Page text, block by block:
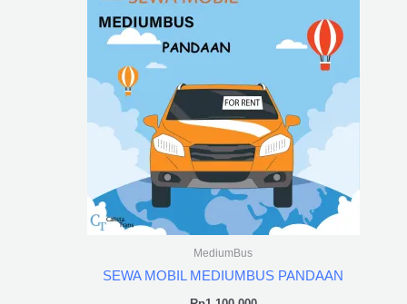
MediumBus
SEWA MOBIL MEDIUMBUS PANDAAN